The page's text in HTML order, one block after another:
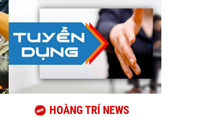
HOÀNG TRÍ NEWS